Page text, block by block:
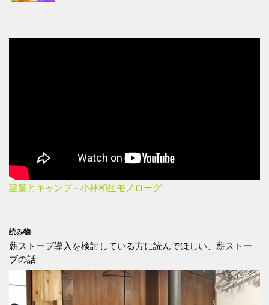
建築とキャンプ – 小林和生モノローグ
読み物
薪ストーブ導入を検討している方に読んでほしい、薪ストー
ブの話